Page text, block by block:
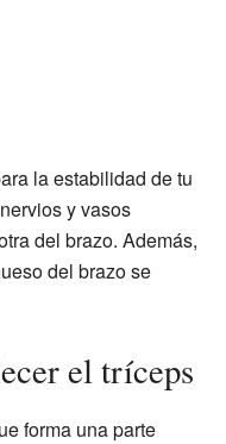
la estabilidad de tu
y vasos
del brazo. Además,
del brazo se
el tríceps
forma una parte